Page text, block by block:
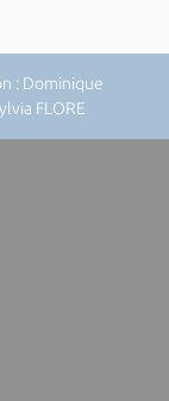
: Dominique
FLORE